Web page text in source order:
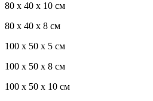
80 x 40 x 10 см
80 x 40 x 8 см
100 x 50 x 5 см
100 х 50 х 8 см
100 x 50 x 10 см